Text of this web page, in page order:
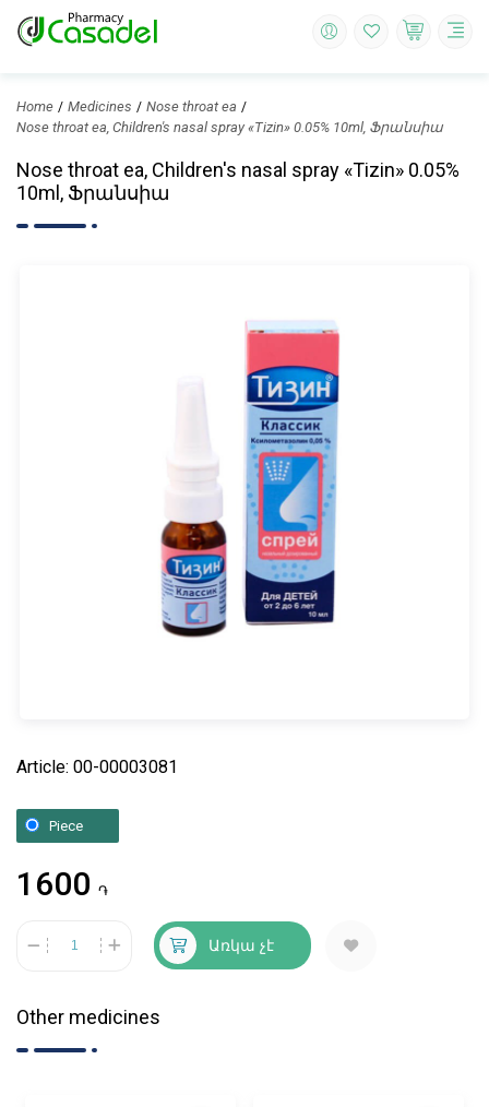
Home Medicines
Nose throat ea
Nose throat ea, Children's nasal spray «Tizin» 0.05% 10ml, Ֆրանսիա
Nose throat ea, Children's nasal spray «Tizin» 0.05%
10ml, Ֆրանսիա
Article: 00-00003081
Piece
1600 ֏
Առկա չէ
Other medicines